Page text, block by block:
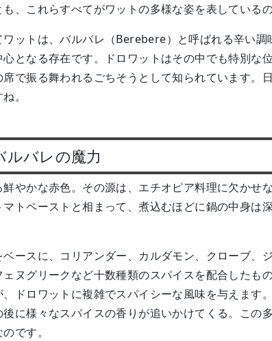
、これらすべてがワットの多様な姿を表しているの
ットは、バルバレ（Berebere）と呼ばれる辛い調
となる存在です。ドロワットはその中でも特別な
で振る舞われるごちそうとして知られています。
。
ルバレの魔力
鮮やかな赤色。その源は、エチオピア料理に欠かせ
トペーストと相まって、煮込むほどに鍋の中身は
ースに、コリアンダー、カルダモン、クローブ、
ヌグリークなど十数種類のスパイスを配合したも
ドロワットに複雑でスパイシーな風味を与えます
に様々なスパイスの香りが追いかけてくる。この
です。